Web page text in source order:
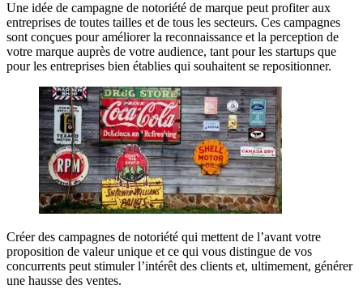
Une idée de campagne de notoriété de marque peut profiter aux
entreprises de toutes tailles et de tous les secteurs. Ces campagnes
sont conçues pour améliorer la reconnaissance et la perception de
votre marque auprès de votre audience, tant pour les startups que
pour les entreprises bien établies qui souhaitent se repositionner.
Créer des campagnes de notoriété qui mettent de l’avant votre
proposition de valeur unique et ce qui vous distingue de vos
concurrents peut stimuler l’intérêt des clients et, ultimement, générer
une hausse des ventes.